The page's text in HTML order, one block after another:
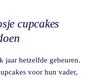
cupcakes
jaar hetzelfde gebeuren.
voor hun vader,